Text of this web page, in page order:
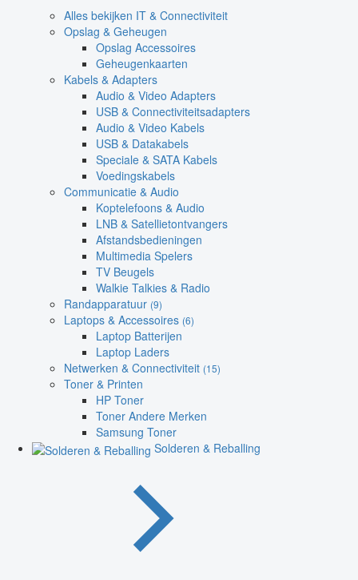
Alles bekijken IT & Connectiviteit
Opslag & Geheugen
Opslag Accessoires
Geheugenkaarten
Kabels & Adapters
Audio & Video Adapters
USB & Connectiviteitsadapters
Audio & Video Kabels
USB & Datakabels
Speciale & SATA Kabels
Voedingskabels
Communicatie & Audio
Koptelefoons & Audio
LNB & Satellietontvangers
Afstandsbedieningen
Multimedia Spelers
TV Beugels
Walkie Talkies & Radio
Randapparatuur (9)
Laptops & Accessoires (6)
Laptop Batterijen
Laptop Laders
Netwerken & Connectiviteit (15)
Toner & Printen
HP Toner
Toner Andere Merken
Samsung Toner
Solderen & Reballing